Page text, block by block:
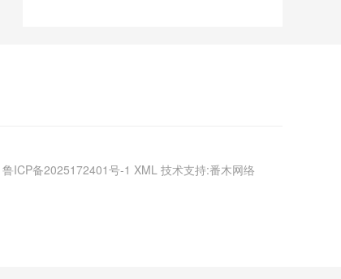
鲁ICP备2025172401号-1 XML 技术支持:番木网络